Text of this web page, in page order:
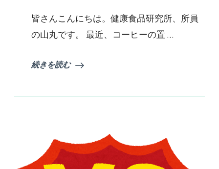
健
康
に
い？
ハ
種
と
皆さんこんにちは。健康食品研究所、所員
の山丸です。 最近、コーヒーの置 …
続きを読む